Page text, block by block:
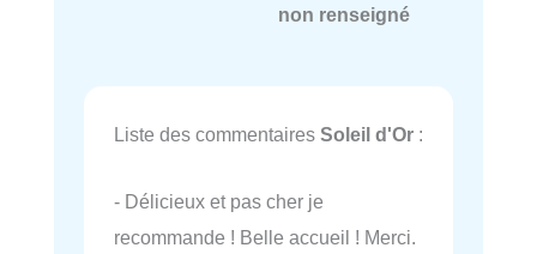
non renseigné
Liste des commentaires Soleil d'Or :
- Délicieux et pas cher je
recommande ! Belle accueil ! Merci.